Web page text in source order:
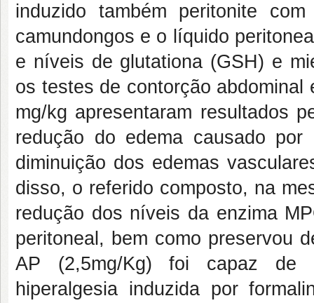
induzido também peritonite
camundongos e o líquido
e níveis de glutationa (GSH) e
os testes de contorção
mg/kg apresentaram resultados
redução do edema causado
diminuição dos edemas
disso, o referido composto, na
redução dos níveis da enzima
peritoneal, bem como preservou
AP (2,5mg/Kg) foi capaz de
hiperalgesia induzida por